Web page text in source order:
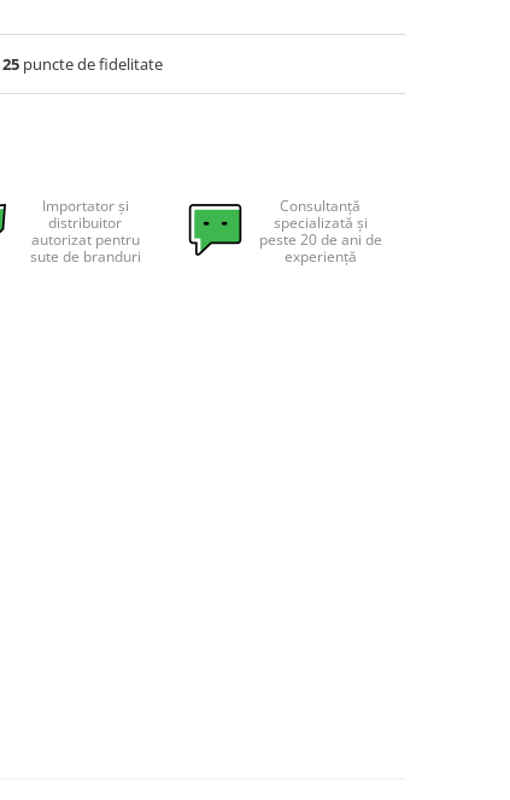
25 puncte de fidelitate
Importator și
distribuitor
autorizat pentru
sute de branduri
Consultanță
specializată și
peste 20 de ani de
experiență